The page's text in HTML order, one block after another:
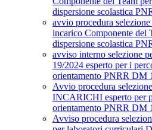
dispersione scolastica
avvio procedura
incarico Componente del
dispersione scolastica
avviso interno selezione
19/2024 esperto per i
orientamento PNRR DM
Avvio procedura
INCARICHI esperto per
orientamento PNRR DM
Avviso procedura